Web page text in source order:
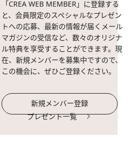
「CREA WEB MEMBER」に登録する
と、会員限定のスペシャルなプレゼン
トへの応募、最新の情報が届くメール
マガジンの受信など、数々のオリジナ
ル特典を享受することができます。現
在、新規メンバーを募集中ですので、
この機会に、ぜひご登録ください。
新規メンバー登録
プレゼント一覧